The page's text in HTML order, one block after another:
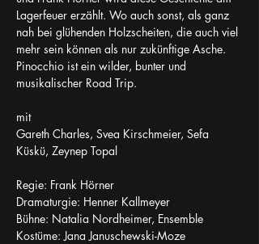
Lagerfeuer erzählt. Wo auch sonst, als ganz
nah bei glühenden Holzscheiten, die auch viel
mehr sein können als nur zukünftige Asche.
Pinocchio ist ein wilder, bunter und
musikalischer Road Trip.
mit
Gareth Charles, Svea Kirschmeier, Sefa
Küskü, Zeynep Topal
Regie: Frank Hörner
Dramaturgie: Henner Kallmeyer
Bühne: Natalia Nordheimer, Ensemble
Kostüme: Jana Januschewski-Moze